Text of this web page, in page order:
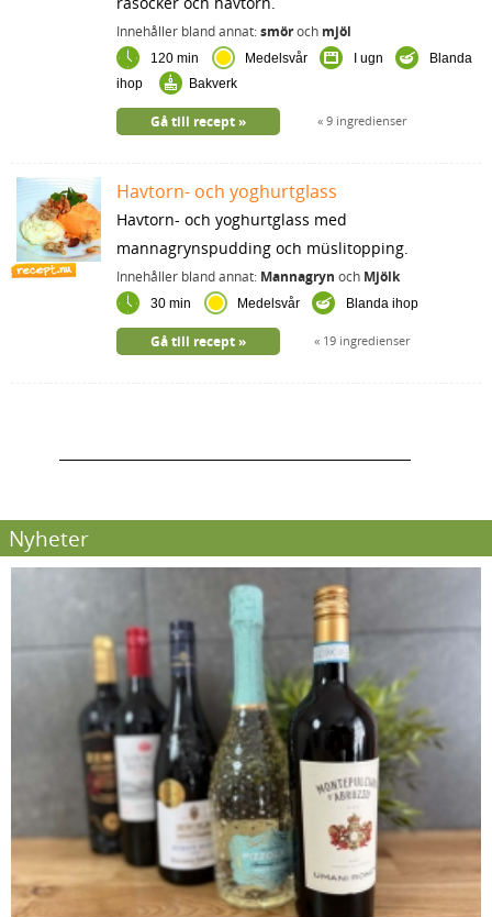
Innehåller bland annat:smöroch mjöl
120 min Medelsvår I ugn
Blanda
ihop
Bakverk
9 ingredienser
Gå till recept
Havtorn- och yoghurtglass
Havtorn- och yoghurtglass med
mannagrynspudding och müslitopping.
Innehåller bland annat: Mannagryn och Mjölk
30 min Medelsvår Blanda ihop
19 ingredienser
Gå till recept
Nyheter